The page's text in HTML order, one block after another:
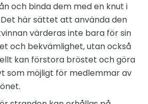
och binda dem med en knut i
här sättet att använda den
värderas inte bara för sin
och bekvämlighet, utan också
kan förstora bröstet och göra
som möjligt för medlemmar av